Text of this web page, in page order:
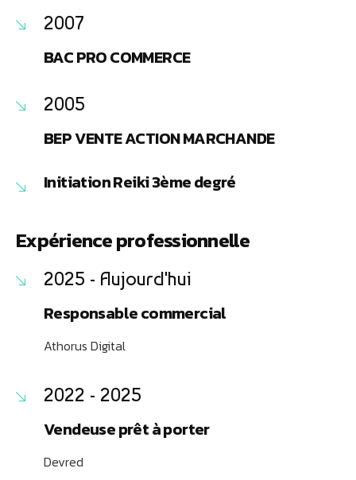
2007
BAC PRO COMMERCE
2005
BEP VENTE ACTION MARCHANDE
Initiation Reiki 3ème degré
Expérience professionnelle
2025 - Aujourd'hui
Responsable commercial
Athorus Digital
2022 - 2025
Vendeuse prêt à porter
Devred